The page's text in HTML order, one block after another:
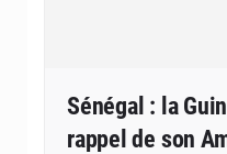
Sénégal : la
rappel de son